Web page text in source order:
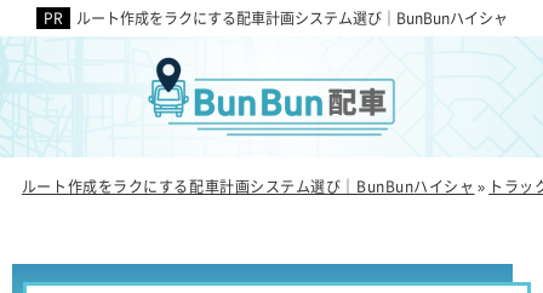
ルート作成をラクにする配車計画システム選び｜BunBunハイシャ
ルート作成をラクにする配車計画システム選び｜BunBunハイシャ » トラッ